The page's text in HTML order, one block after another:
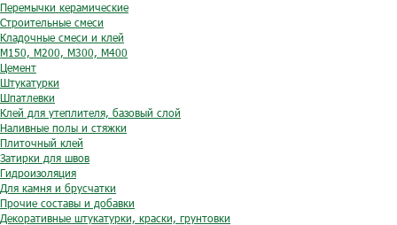
Перемычки керамические
Строительные смеси
Кладочные смеси и клей
М150, М200, М300, М400
Цемент
Штукатурки
Шпатлевки
Клей для утеплителя, базовый слой
Наливные полы и стяжки
Плиточный клей
Затирки для швов
Гидроизоляция
Для камня и брусчатки
Прочие составы и добавки
Декоративные штукатурки, краски, грунтовки